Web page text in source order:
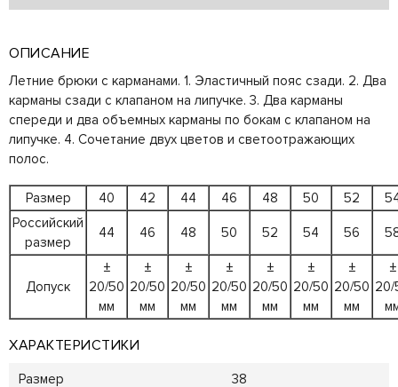
ОПИСАНИЕ
Летние брюки с карманами. 1. Эластичный пояс сзади. 2. Два
карманы сзади с клапаном на липучке. 3. Два карманы
спереди и два объемных карманы по бокам с клапаном на
липучке. 4. Сочетание двух цветов и светоотражающих
полос.
Размер 40 42 44 46 48 50 52
Российский
размер
44 46 48 50 52 54 56
Допуск
±
20/50
мм
±
20/50
мм
±
20/50
мм
±
20/50
мм
±
20/50
мм
±
20/50
мм
±
20/50
мм
±
20/
ХАРАКТЕРИСТИКИ
Размер
38